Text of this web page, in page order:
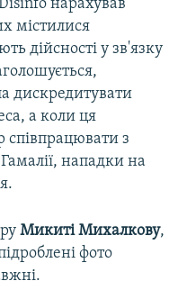
нарахував
містилися
дійсності у зв'язку
дискредитувати
а коли ця
співпрацювати з
нападки на
Микиті Михалкову,
фото